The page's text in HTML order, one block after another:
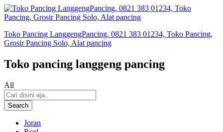
Toko Pancing LanggengPancing, 0821 383 01234, Toko Pancing,
Grosir Pancing Solo, Alat pancing
Toko pancing langgeng pancing
All
Search
Joran